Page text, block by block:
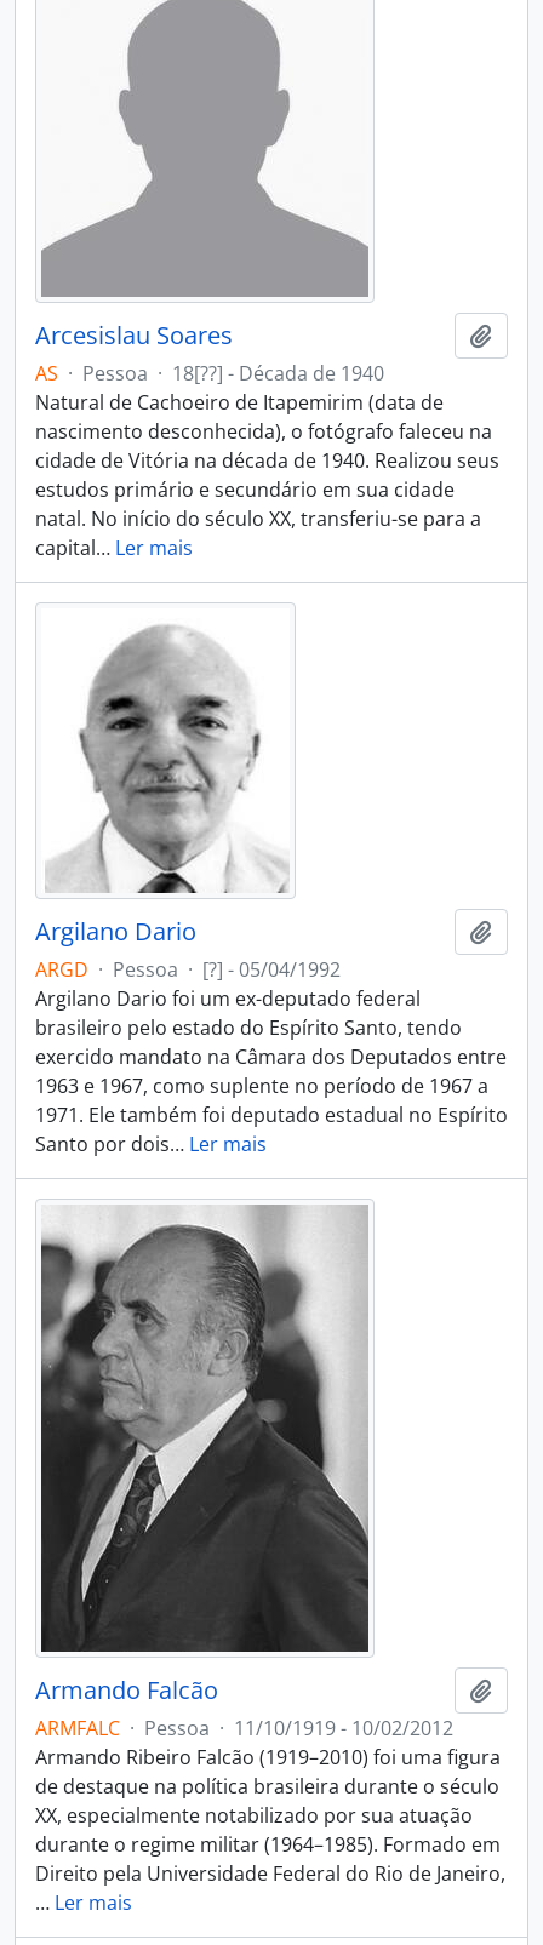
Arcesislau Soares
AS · Pessoa · 18[??] - Década de 1940
Natural de Cachoeiro de Itapemirim (data de
nascimento desconhecida), o fotógrafo faleceu na
cidade de Vitória na década de 1940. Realizou seus
estudos primário e secundário em sua cidade
natal. No início do século XX, transferiu-se para a
capital… Ler mais
Argilano Dario
ARGD · Pessoa · [?] - 05/04/1992
Argilano Dario foi um ex-deputado federal
brasileiro pelo estado do Espírito Santo, tendo
exercido mandato na Câmara dos Deputados entre
1963 e 1967, como suplente no período de 1967 a
1971. Ele também foi deputado estadual no Espírito
Santo por dois… Ler mais
Armando Falcão
ARMFALC · Pessoa · 11/10/1919 - 10/02/2012
Armando Ribeiro Falcão (1919–2010) foi uma figura
de destaque na política brasileira durante o século
XX, especialmente notabilizado por sua atuação
durante o regime militar (1964–1985). Formado em
Direito pela Universidade Federal do Rio de Janeiro,
… Ler mais